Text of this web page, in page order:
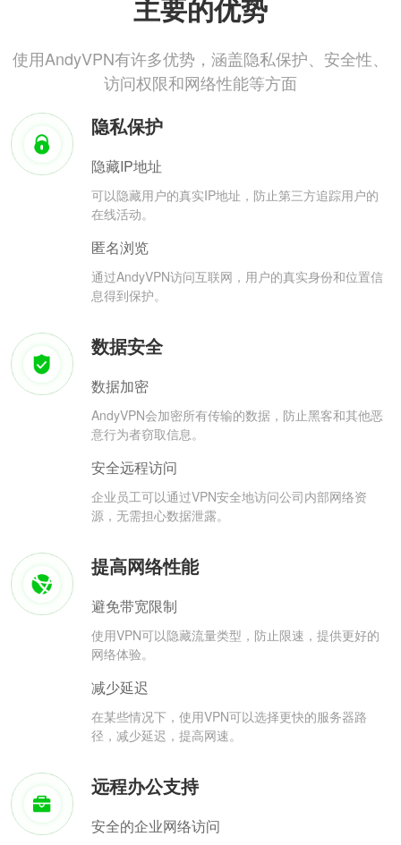
主要的优势
使用AndyVPN有许多优势，涵盖隐私保护、安全性、
访问权限和网络性能等方面
隐私保护
隐藏IP地址
可以隐藏用户的真实IP地址，防止第三方追踪用户的
在线活动。
匿名浏览
通过AndyVPN访问互联网，用户的真实身份和位置信
息得到保护。
数据安全
数据加密
AndyVPN会加密所有传输的数据，防止黑客和其他恶
意行为者窃取信息。
安全远程访问
企业员工可以通过VPN安全地访问公司内部网络资
源，无需担心数据泄露。
提高网络性能
避免带宽限制
使用VPN可以隐藏流量类型，防止限速，提供更好的
网络体验。
减少延迟
在某些情况下，使用VPN可以选择更快的服务器路
径，减少延迟，提高网速。
远程办公支持
安全的企业网络访问